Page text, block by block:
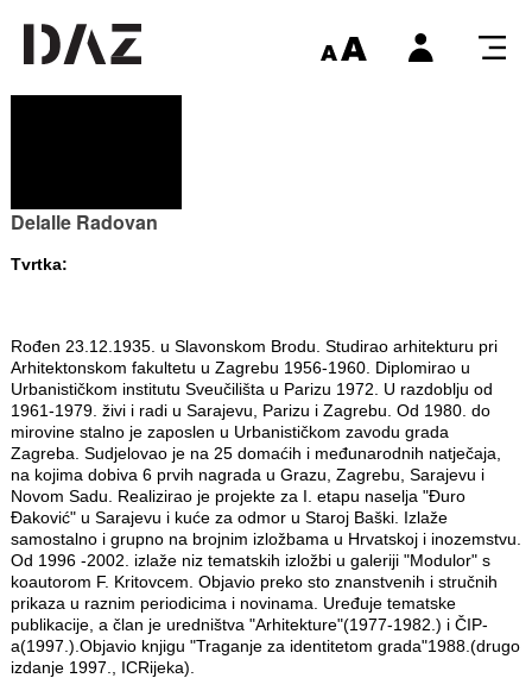
Delalle Radovan
Tvrtka:
Rođen 23.12.1935. u Slavonskom Brodu. Studirao arhitekturu pri
Arhitektonskom fakultetu u Zagrebu 1956-1960. Diplomirao u
Urbanističkom institutu Sveučilišta u Parizu 1972. U razdoblju od
1961-1979. živi i radi u Sarajevu, Parizu i Zagrebu. Od 1980. do
mirovine stalno je zaposlen u Urbanističkom zavodu grada
Zagreba. Sudjelovao je na 25 domaćih i međunarodnih natječaja,
na kojima dobiva 6 prvih nagrada u Grazu, Zagrebu, Sarajevu i
Novom Sadu. Realizirao je projekte za I. etapu naselja "Đuro
Đaković" u Sarajevu i kuće za odmor u Staroj Baški. Izlaže
samostalno i grupno na brojnim izložbama u Hrvatskoj i inozemstvu.
Od 1996 -2002. izlaže niz tematskih izložbi u galeriji "Modulor" s
koautorom F. Kritovcem. Objavio preko sto znanstvenih i stručnih
prikaza u raznim periodicima i novinama. Uređuje tematske
publikacije, a član je uredništva "Arhitekture"(1977-1982.) i ČIP-
a(1997.).Objavio knjigu "Traganje za identitetom grada"1988.(drugo
izdanje 1997., ICRijeka).